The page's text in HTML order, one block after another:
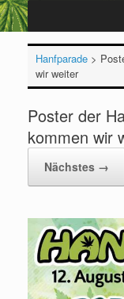
Hanfparade>
wir weiter
Poster der
kommen wir
Nächstes →